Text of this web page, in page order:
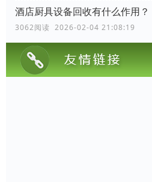
酒店厨具设备回收有什么作用？
3062阅读 2026-02-04 21:08:19